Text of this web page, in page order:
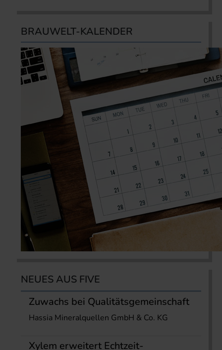
BRAUWELT-KALENDER
NEUES AUS FIVE
Zuwachs bei Qualitätsgemeinschaft
Hassia Mineralquellen GmbH & Co. KG
Xylem erweitert Echtzeit-